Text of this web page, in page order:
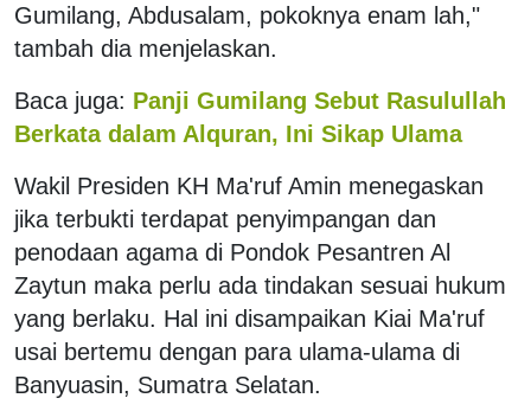
Gumilang, Abdusalam, pokoknya enam lah,"
tambah dia menjelaskan.
Baca juga: Panji Gumilang Sebut Rasulullah
Berkata dalam Alquran, Ini Sikap Ulama
Wakil Presiden KH Ma'ruf Amin menegaskan
jika terbukti terdapat penyimpangan dan
penodaan agama di Pondok Pesantren Al
Zaytun maka perlu ada tindakan sesuai hukum
yang berlaku. Hal ini disampaikan Kiai Ma'ruf
usai bertemu dengan para ulama-ulama di
Banyuasin, Sumatra Selatan.